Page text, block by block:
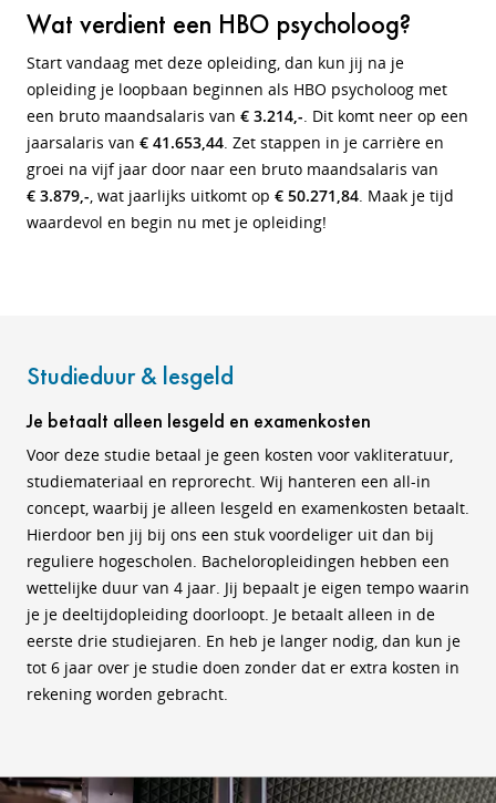
Wat verdient een HBO psycholoog?
Start vandaag met deze opleiding, dan kun jij na je
opleiding je loopbaan beginnen als HBO psycholoog met
een bruto maandsalaris van € 3.214,-. Dit komt neer op een
jaarsalaris van € 41.653,44. Zet stappen in je carrière en
groei na vijf jaar door naar een bruto maandsalaris van
€ 3.879,-, wat jaarlijks uitkomt op € 50.271,84. Maak je tijd
waardevol en begin nu met je opleiding!
Studieduur & lesgeld
Je betaalt alleen lesgeld en examenkosten
Voor deze studie betaal je geen kosten voor vakliteratuur,
studiemateriaal en reprorecht. Wij hanteren een all-in
concept, waarbij je alleen lesgeld en examenkosten betaalt.
Hierdoor ben jij bij ons een stuk voordeliger uit dan bij
reguliere hogescholen. Bacheloropleidingen hebben een
wettelijke duur van 4 jaar. Jij bepaalt je eigen tempo waarin
je je deeltijdopleiding doorloopt. Je betaalt alleen in de
eerste drie studiejaren. En heb je langer nodig, dan kun je
tot 6 jaar over je studie doen zonder dat er extra kosten in
rekening worden gebracht.